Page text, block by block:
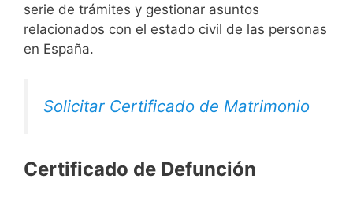
serie de trámites y gestionar asuntos
relacionados con el estado civil de las personas
en España.
Solicitar Certificado de Matrimonio
Certificado de Defunción